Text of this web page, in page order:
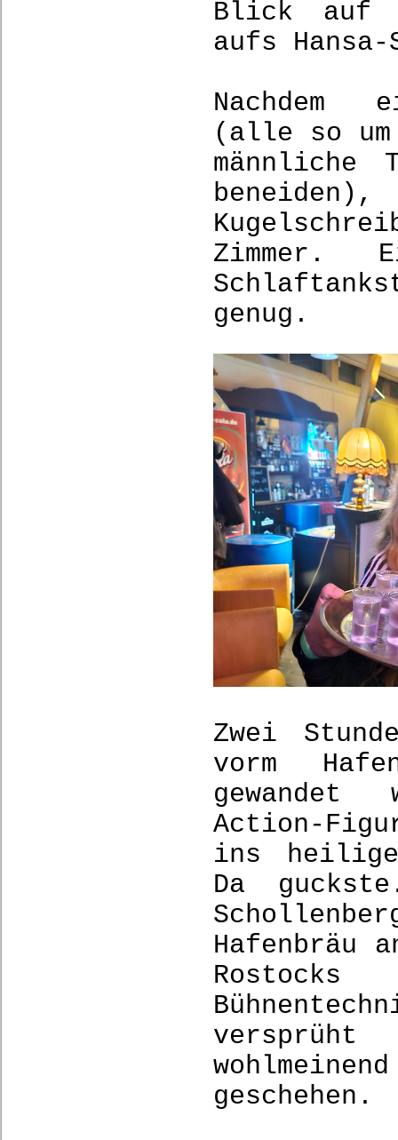
Blick auf
aufs
Nachdem
(alle so
Zimmer.
genug.
Zwei
vorm
gewandet
Action-
ins heilige
Da
Hafenbräu
geschehen.